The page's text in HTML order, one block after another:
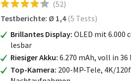
(52)
Testberichte: Ø 1,4 (5 Tests)
Brillantes Display OLED mit 6.000
lesbar
Riesiger Akku 6.270 mAh, voll in
Top-Kamera 200-MP-Tele, 4K/